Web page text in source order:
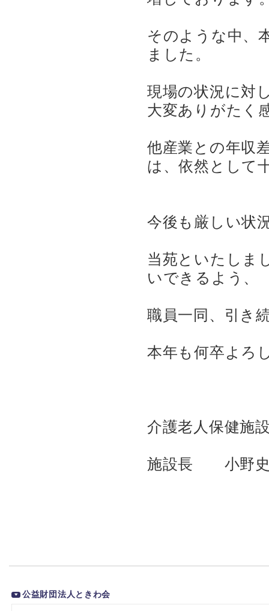
そのような中、
ました。
現場の状況に対
大変ありがたく
他産業との年収
は、依然として
今後も厳しい状
当苑といたしま
いできるよう、
職員一同、引き
本年も何卒よろ
介護老人保健
施設長 小野
公益財団法人ときわ会